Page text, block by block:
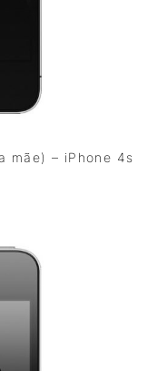
mãe) – iPhone 4s